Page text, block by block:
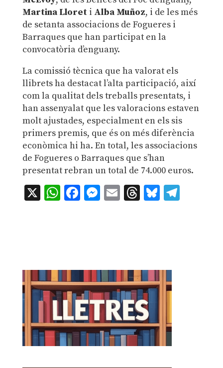
Martina Lloreti Alba Muñoz, i de les més
de setanta associacions de Fogueres i
Barraques que han participat en la
convocatòria d’enguany.
La comissió tècnica que ha valorat els
llibrets ha destacat l’alta participació, així
com la qualitat dels treballs presentats, i
han assenyalat que les valoracions estaven
molt ajustades, especialment en els sis
primers premis, que és on més diferència
econòmica hi ha. En total, les associacions
de Fogueres o Barraques que s’han
presentat rebran un total de 74.000 euros.
X WhatsApp
Facebook
Messenger
EmailThreads
Bluesky